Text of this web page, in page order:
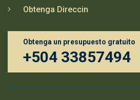
Obtenga Direccin
Obtenga un presupuesto gratuito
+504 33857494